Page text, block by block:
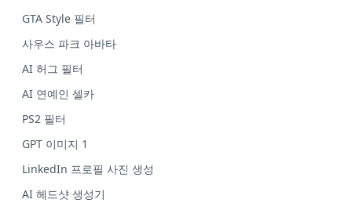
GTA Style 필터
사우스 파크 아바타
AI 허그 필터
AI 연예인 셀카
PS2 필터
GPT 이미지 1
LinkedIn 프로필 사진 생성
AI 헤드샷 생성기